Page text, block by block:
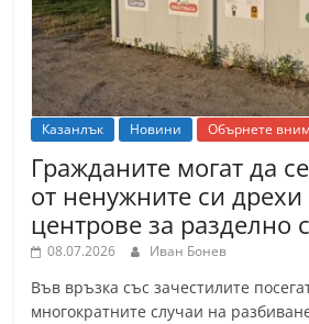
Казанлък Новини Обърнете
Гражданите могат да
от ненужните си
центрове за разделно
08.07.2026 Иван Бонев
Във връзка със зачестилите
многократните случаи на